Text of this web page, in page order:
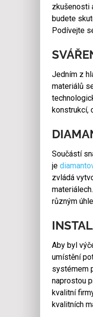
zkušenosti
budete
Podívejte
Jedním z
materiálů
konstrukcí,
Součástí
je
zvládá
různým
Aby byl
umístění
systémem
naprostou
kvalitní
kvalitních